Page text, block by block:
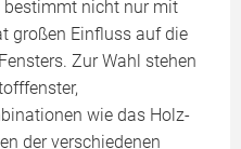
bestimmt nicht nur mit
großen Einfluss auf die
Zur Wahl stehen
wie das Holz-
der verschiedenen